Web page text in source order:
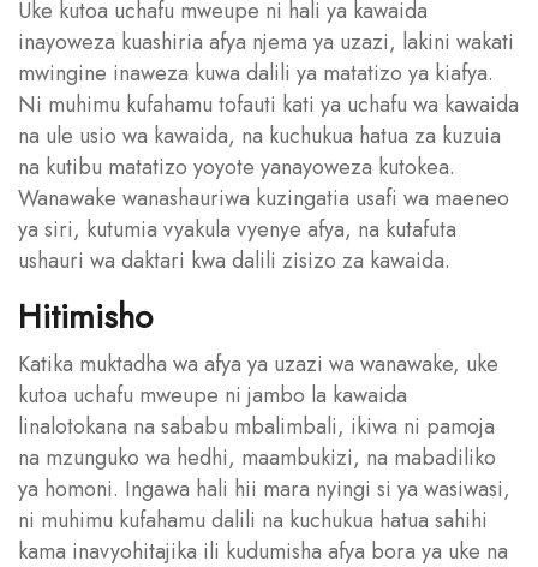
Uke kutoa uchafu mweupe ni hali ya kawaida
inayoweza kuashiria afya njema ya uzazi, lakini wakati
mwingine inaweza kuwa dalili ya matatizo ya kiafya.
Ni muhimu kufahamu tofauti kati ya uchafu wa kawaida
na ule usio wa kawaida, na kuchukua hatua za kuzuia
na kutibu matatizo yoyote yanayoweza kutokea.
Wanawake wanashauriwa kuzingatia usafi wa maeneo
ya siri, kutumia vyakula vyenye afya, na kutafuta
ushauri wa daktari kwa dalili zisizo za kawaida.
Hitimisho
Katika muktadha wa afya ya uzazi wa wanawake, uke
kutoa uchafu mweupe ni jambo la kawaida
linalotokana na sababu mbalimbali, ikiwa ni pamoja
na mzunguko wa hedhi, maambukizi, na mabadiliko
ya homoni. Ingawa hali hii mara nyingi si ya wasiwasi,
ni muhimu kufahamu dalili na kuchukua hatua sahihi
kama inavyohitajika ili kudumisha afya bora ya uke na